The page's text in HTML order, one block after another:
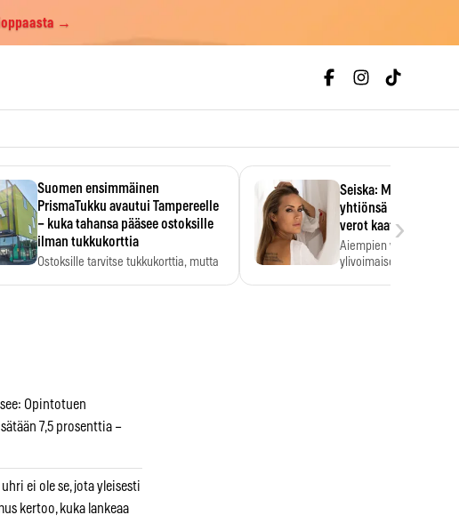
→
Suomen ensimmäinen
PrismaTukku avautui Tampereelle
– kuka tahansa pääsee ostoksille
ilman tukkukorttia
Ostoksille tarvitse tukkukorttia, mutta
Seiska: Martina
yhtiönsä konkurssiin
verot kaatoivat
Aiempien vuosien
ylivoimaiseksi esteeksi.
›
Opintotuen
7,5 prosenttia –
ei ole se, jota yleisesti
kertoo, kuka lankeaa